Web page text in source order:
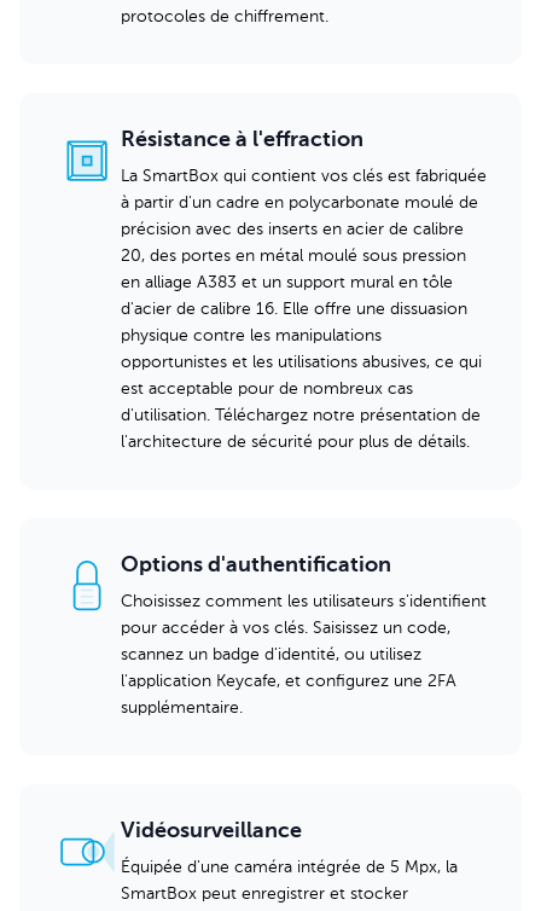
protocoles de chiffrement.
Résistance à l'effraction
La SmartBox qui contient vos clés est fabriquée
à partir d'un cadre en polycarbonate moulé de
précision avec des inserts en acier de calibre
20, des portes en métal moulé sous pression
en alliage A383 et un support mural en tôle
d'acier de calibre 16. Elle offre une dissuasion
physique contre les manipulations
opportunistes et les utilisations abusives, ce qui
est acceptable pour de nombreux cas
d'utilisation. Téléchargez notre présentation de
l'architecture de sécurité pour plus de détails.
Options d'authentification
Choisissez comment les utilisateurs s'identifient
pour accéder à vos clés. Saisissez un code,
scannez un badge d'identité, ou utilisez
l'application Keycafe, et configurez une 2FA
supplémentaire.
Vidéosurveillance
Équipée d'une caméra intégrée de 5 Mpx, la
SmartBox peut enregistrer et stocker